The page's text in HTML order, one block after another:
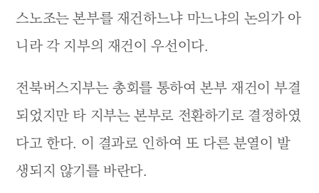
스노조는 본부를 재건하느냐 마느냐의 논의가 아
니라 각 지부의 재건이 우선이다.
전북버스지부는 총회를 통하여 본부 재건이 부결
되었지만 타 지부는 본부로 전환하기로 결정하였
다고 한다. 이 결과로 인하여 또 다른 분열이 발
생되지 않기를 바란다.